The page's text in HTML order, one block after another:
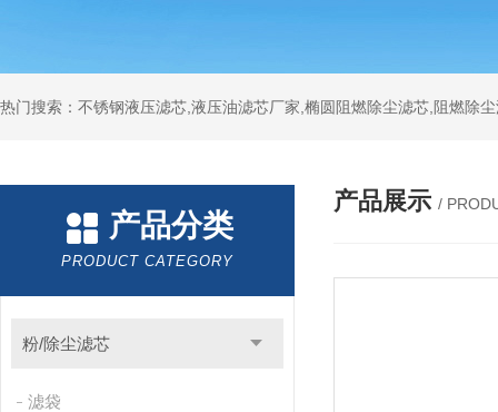
热门搜索：不锈钢液压滤芯,液压油滤芯厂家,椭圆阻燃除尘滤芯,阻燃除
产品分类
PRODUCT CATEGORY
粉/除尘滤芯
滤袋
产品展示 /